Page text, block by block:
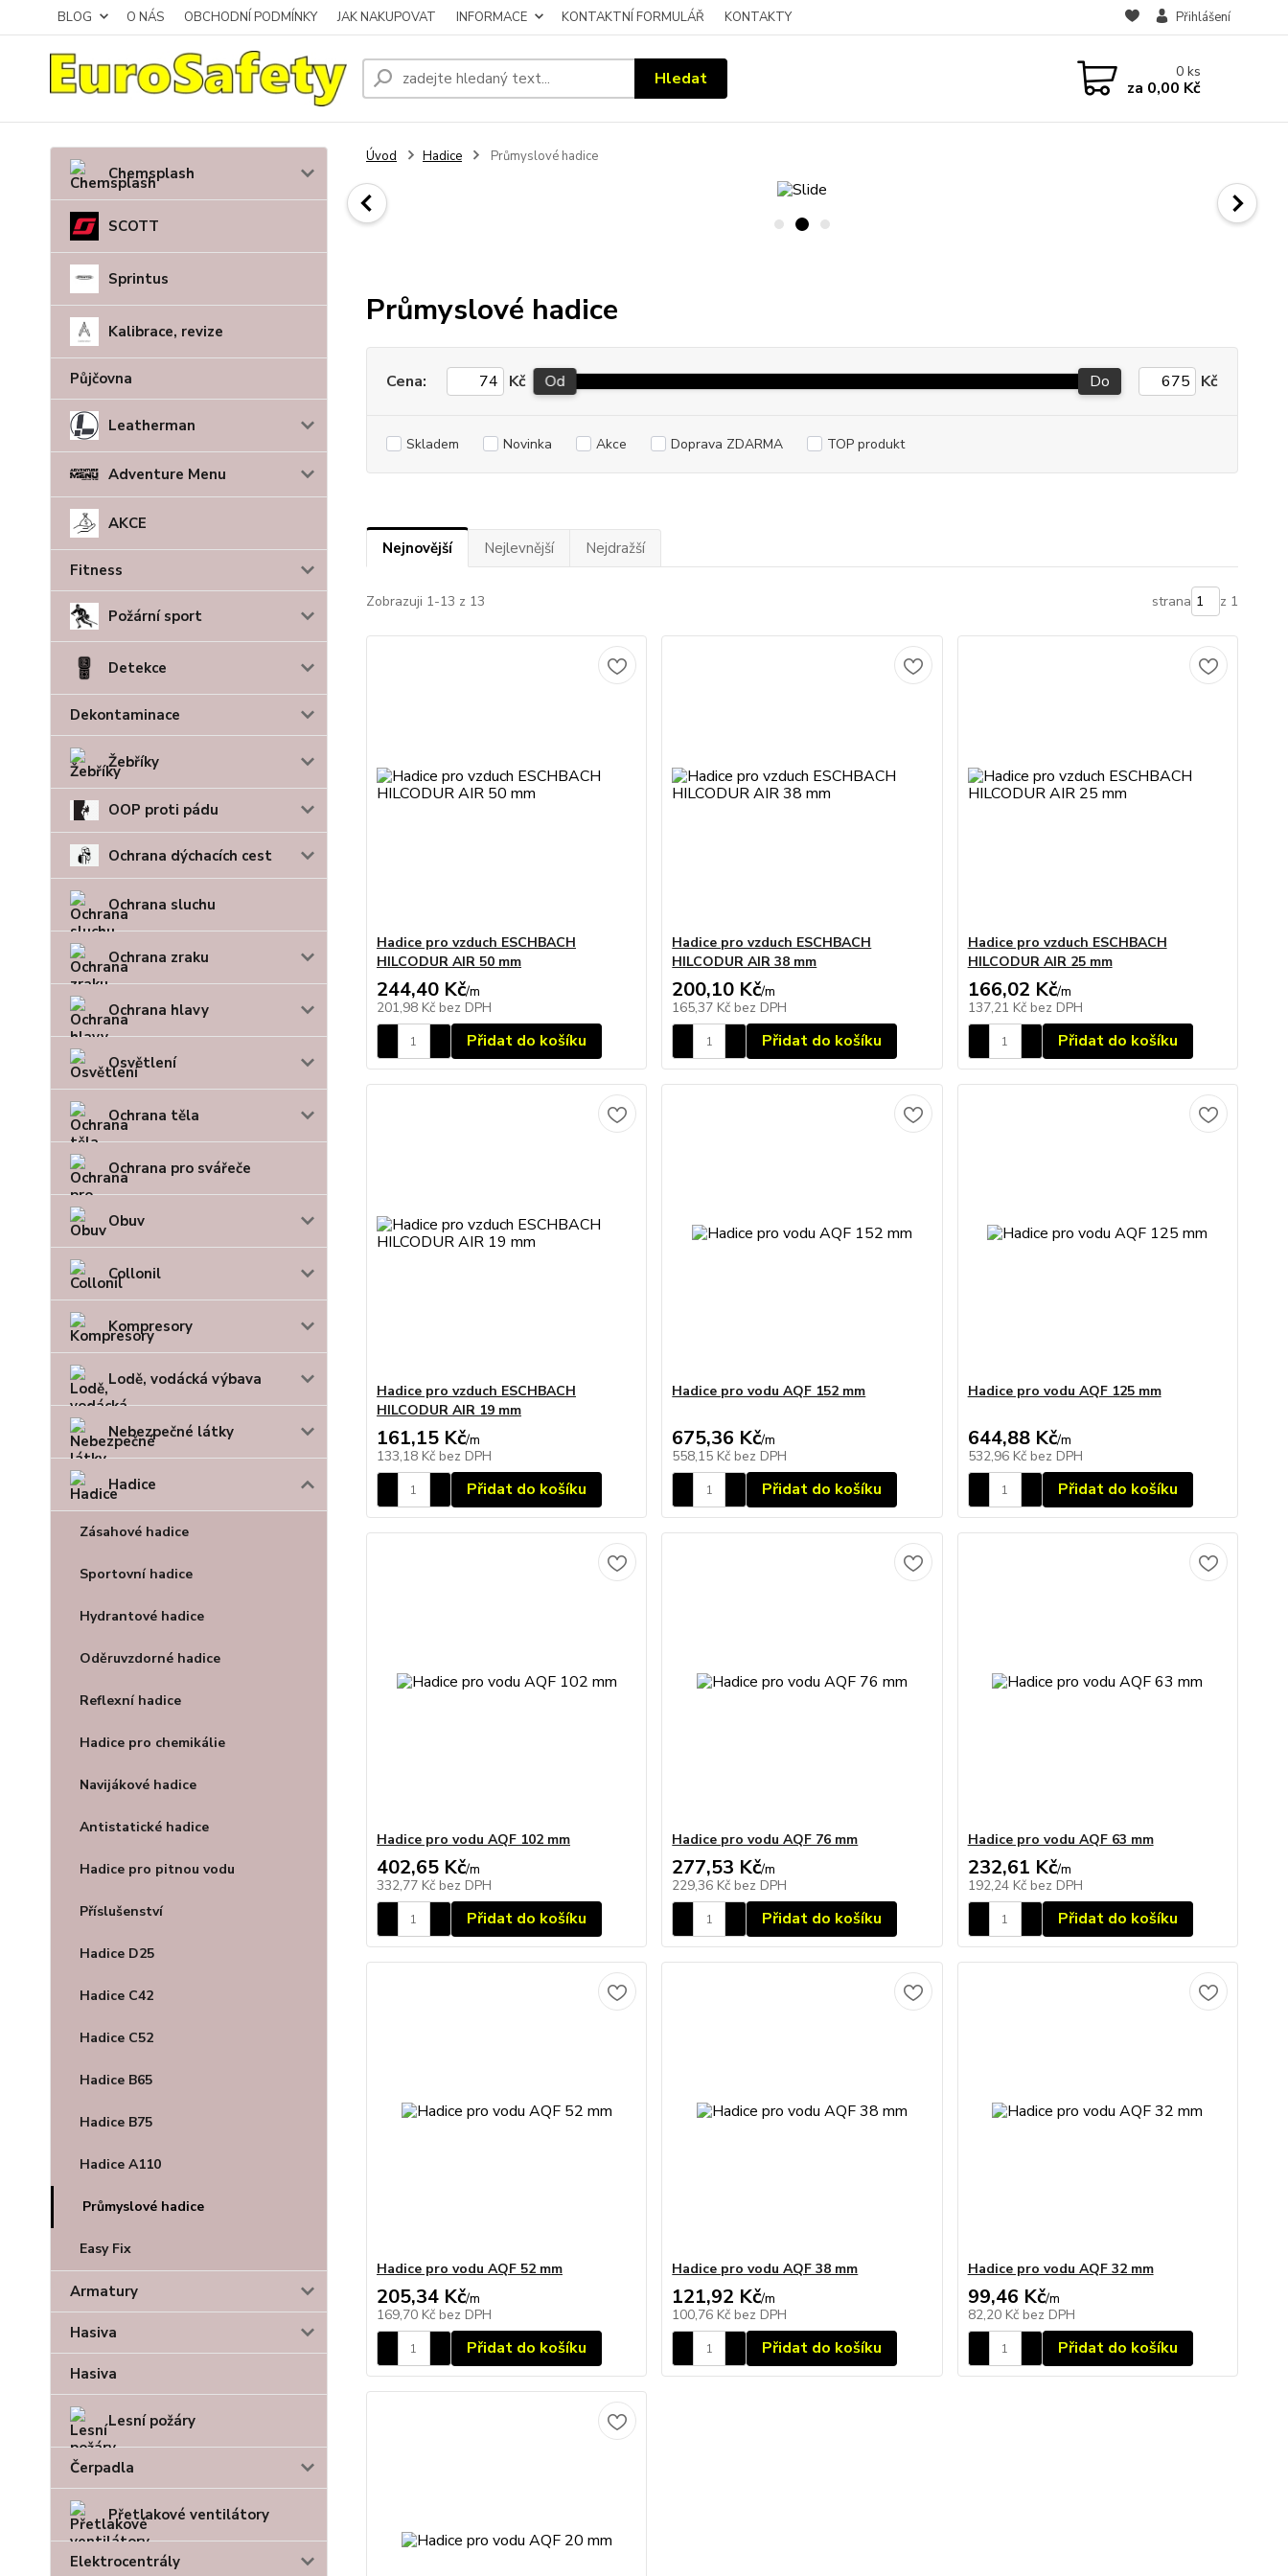
BLOG O NÁS OBCHODNÍ PODMÍNKY JAK NAKUPOVAT INFORMACE KONTAKTNÍ FORMULÁŘ KONTAKTY Přihlášení
Hledat 0ks
za 0,00 Kč
Chemsplash
SCOTT
Sprintus
Kalibrace, revize
Půjčovna
Leatherman
Adventure Menu
AKCE
Fitness
Požární sport
Detekce
Dekontaminace
Žebříky
OOP proti pádu
Ochrana dýchacích cest
Ochrana sluchu
Ochrana zraku
Ochrana hlavy
Osvětlení
Ochrana těla
Ochrana pro svářeče
Obuv
Collonil
Kompresory
Lodě, vodácká výbava
Nebezpečné látky
Hadice
Zásahové hadice
Sportovní hadice
Hydrantové hadice
Oděruvzdorné hadice
Reflexní hadice
Hadice pro chemikálie
Navijákové hadice
Antistatické hadice
Hadice pro pitnou vodu
Příslušenství
Hadice D25
Hadice C42
Hadice C52
Hadice B65
Hadice B75
Hadice A110
Průmyslové hadice
Easy Fix
Armatury
Hasiva
Hasiva
Lesní požáry
Čerpadla
Přetlakové ventilátory
Elektrocentrály
Úvod Hadice Průmyslové hadice
Průmyslové hadice
Cena: Kč Od Do Kč
Skladem Novinka Akce Doprava ZDARMA TOP produkt
Nejnovější Nejlevnější Nejdražší
Zobrazuji 1-13 z 13 strana z 1
Hadice pro vzduch ESCHBACH
HILCODUR AIR 50 mm
244,40 Kč/m
201,98 Kč bez DPH
Přidat do košíku
Hadice pro vzduch ESCHBACH
HILCODUR AIR 38 mm
200,10 Kč/m
165,37 Kč bez DPH
Přidat do košíku
Hadice pro vzduch ESCHBACH
HILCODUR AIR 25 mm
166,02 Kč/m
137,21 Kč bez DPH
Přidat do košíku
Hadice pro vzduch ESCHBACH
HILCODUR AIR 19 mm
161,15 Kč/m
133,18 Kč bez DPH
Přidat do košíku
Hadice pro vodu AQF 152 mm
675,36 Kč/m
558,15 Kč bez DPH
Přidat do košíku
Hadice pro vodu AQF 125 mm
644,88 Kč/m
532,96 Kč bez DPH
Přidat do košíku
Hadice pro vodu AQF 102 mm
402,65 Kč/m
332,77 Kč bez DPH
Přidat do košíku
Hadice pro vodu AQF 76 mm
277,53 Kč/m
229,36 Kč bez DPH
Přidat do košíku
Hadice pro vodu AQF 63 mm
232,61 Kč/m
192,24 Kč bez DPH
Přidat do košíku
Hadice pro vodu AQF 52 mm
205,34 Kč/m
169,70 Kč bez DPH
Přidat do košíku
Hadice pro vodu AQF 38 mm
121,92 Kč/m
100,76 Kč bez DPH
Přidat do košíku
Hadice pro vodu AQF 32 mm
99,46 Kč/m
82,20 Kč bez DPH
Přidat do košíku